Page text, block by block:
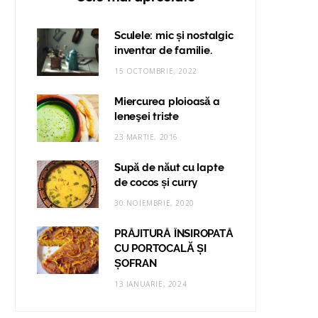
Sculele: mic și nostalgic
inventar de familie.
15 OCTOMBRIE, 2022
Miercurea ploioasă a
leneşei triste
23 MARTIE, 2016
Supă de năut cu lapte
de cocos și curry
30 NOIEMBRIE, 2020
PRĂJITURĂ ÎNSIROPATĂ
CU PORTOCALĂ ȘI
ȘOFRAN
13 IANUARIE, 2024